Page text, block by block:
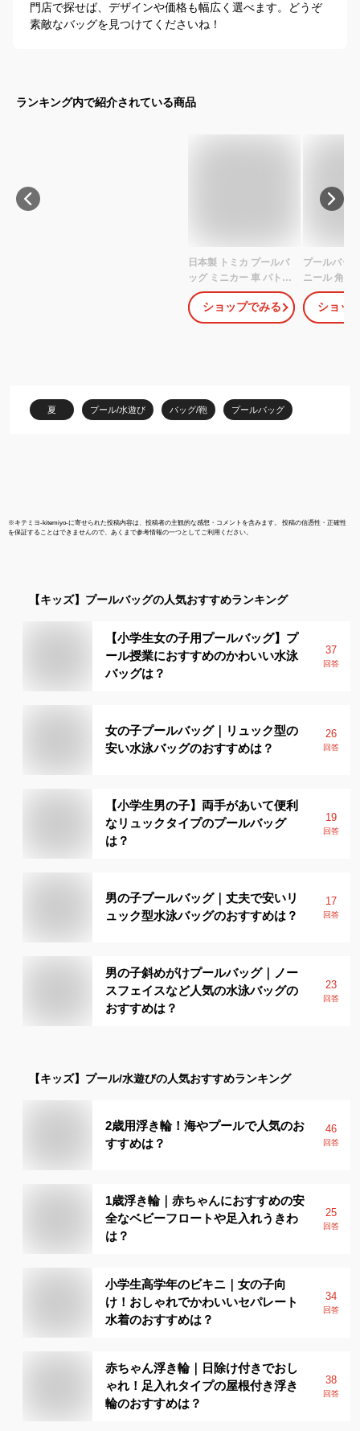
門店で探せば、デザインや価格も幅広く選べます。どうぞ
素敵なバッグを見つけてくださいね！
ランキング内で紹介されている商品
日本製 トミカ プールバ
ッグ ミニカー 車 パトカ
ー 消防車 はたらくくる
ま ミニバッグ トートバ
ック 手提げ袋 レッスン
グ 子供 海水浴 キャラク
ター 人気 スポーツバッ
ショップでみる
プールバッ
ニール 角型
ャラクター
グ 子供 水着
1280 マル
ショッ
夏 プール/水遊び バッグ/鞄 プールバッグ
※キテミヨ-kitemiyo-に寄せられた投稿内容は、投稿者の主観的な感想・コメントを含みます。 投稿の信憑性・正確性
を保証することはできませんので、あくまで参考情報の一つとしてご利用ください。
【キッズ】 プールバッグの人気おすすめランキング
【小学生女の子用プールバッグ】プ
ール授業におすすめのかわいい水泳
バッグは？
37
回答
女の子プールバッグ｜リュック型の
安い水泳バッグのおすすめは？
26
回答
【小学生男の子】両手があいて便利
なリュックタイプのプールバッグ
は？
19
回答
男の子プールバッグ｜丈夫で安いリ
ュック型水泳バッグのおすすめは？
17
回答
男の子斜めがけプールバッグ｜ノー
スフェイスなど人気の水泳バッグの
おすすめは？
23
回答
【キッズ】 プール/水遊びの人気おすすめランキング
2歳用浮き輪！海やプールで人気のお
すすめは？
46
回答
1歳浮き輪｜赤ちゃんにおすすめの安
全なベビーフロートや足入れうきわ
は？
25
回答
小学生高学年のビキニ｜女の子向
け！おしゃれでかわいいセパレート
水着のおすすめは？
34
回答
赤ちゃん浮き輪｜日除け付きでおし
ゃれ！足入れタイプの屋根付き浮き
輪のおすすめは？
38
回答